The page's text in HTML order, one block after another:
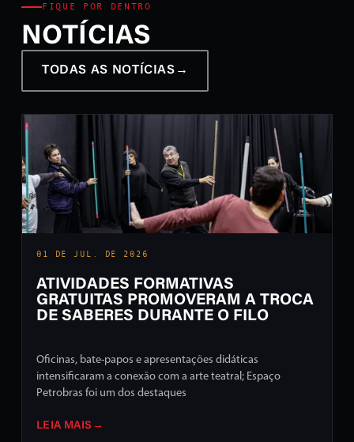
FIQUE POR DENTRO
NOTÍCIAS
TODAS AS NOTÍCIAS →
01 DE JUL. DE 2026
ATIVIDADES FORMATIVAS
GRATUITAS PROMOVERAM A TROCA
DE SABERES DURANTE O FILO
Oficinas, bate-papos e apresentações didáticas
intensificaram a conexão com a arte teatral; Espaço
Petrobras foi um dos destaques
LEIA MAIS →